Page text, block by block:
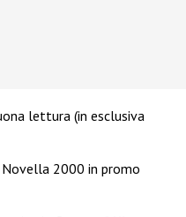
lettura (in esclusiva
2000 in promo